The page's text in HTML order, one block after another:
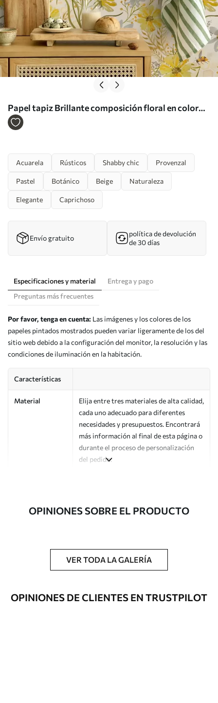
Papel tapiz Brillante composición floral en color
amarillo Nr. a00045
Acuarela Rústicos Shabby chic Provenzal
Pastel Botánico Beige Naturaleza
Elegante Caprichoso
Envío gratuito
política de devolución
de 30 días
Especificaciones y material
Entrega y pago
Preguntas más frecuentes
Por favor, tenga en cuenta: Las imágenes y los colores de los
papeles pintados mostrados pueden variar ligeramente de los del
sitio web debido a la configuración del monitor, la resolución y las
condiciones de iluminación en la habitación.
Características
Material
Elija entre tres materiales de alta calidad,
cada uno adecuado para diferentes
necesidades y presupuestos. Encontrará
más información al final de esta página o
durante el proceso de personalización
del pedido.
artículo
Impreso bajo pedido y entregado en
rollos de hasta 50 cm de ancho.
Opciones
adicionales
Disponible con recubrimiento de barniz
y/o adhesivo para empapelar.
OPINIONES SOBRE EL PRODUCTO
VER TODA LA GALERÍA
OPINIONES DE CLIENTES EN TRUSTPILOT